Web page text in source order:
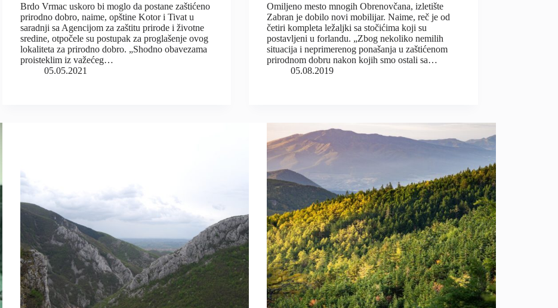
Brdo Vrmac uskoro bi moglo da postane zaštićeno
prirodno dobro, naime, opštine Kotor i Tivat u
saradnji sa Agencijom za zaštitu prirode i životne
sredine, otpočele su postupak za proglašenje ovog
lokaliteta za prirodno dobro. „Shodno obavezama
proisteklim iz važećeg…
05.05.2021
Omiljeno mesto mnogih Obrenovčana, izletište
Zabran je dobilo novi mobilijar. Naime, reč je od
četiri kompleta ležaljki sa stočićima koji su
postavljeni u forlandu. „Zbog nekoliko nemilih
situacija i neprimerenog ponašanja u zaštićenom
prirodnom dobru nakon kojih smo ostali sa…
05.08.2019